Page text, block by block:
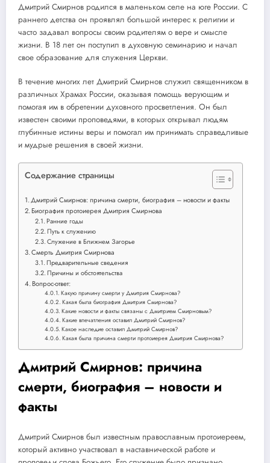
Дмитрий Смирнов родился в маленьком селе на юге России. С
раннего детства он проявлял большой интерес к религии и
часто задавал вопросы своим родителям о вере и смысле
жизни. В 18 лет он поступил в духовную семинарию и начал
свое образование для служения Церкви.
В течение многих лет Дмитрий Смирнов служил священником в
различных Храмах России, оказывая помощь верующим и
помогая им в обретении духовного просветления. Он был
известен своими проповедями, в которых открывал людям
глубинные истины веры и помогал им принимать справедливые
и мудрые решения в своей жизни.
Содержание страницы
Дмитрий Смирнов: причина смерти, биография – новости и факты
Биография протоиерея Дмитрия Смирнова
Ранние годы
Путь к служению
Служение в Ближнем Загорье
Смерть Дмитрия Смирнова
Предварительные сведения
Причины и обстоятельства
Вопрос-ответ:
Какую причину смерти у Дмитрия Смирнова?
Какая была биография Дмитрия Смирнова?
Какие новости и факты связаны с Дмитрием Смирновым?
Какие впечатления оставил Дмитрий Смирнов?
Какое наследие оставил Дмитрий Смирнов?
Какая была причина смерти протоиерея Дмитрия Смирнова?
Дмитрий Смирнов: причина
смерти, биография – новости и
факты
Дмитрий Смирнов был известным православным протоиереем,
который активно участвовал в наставнической работе и